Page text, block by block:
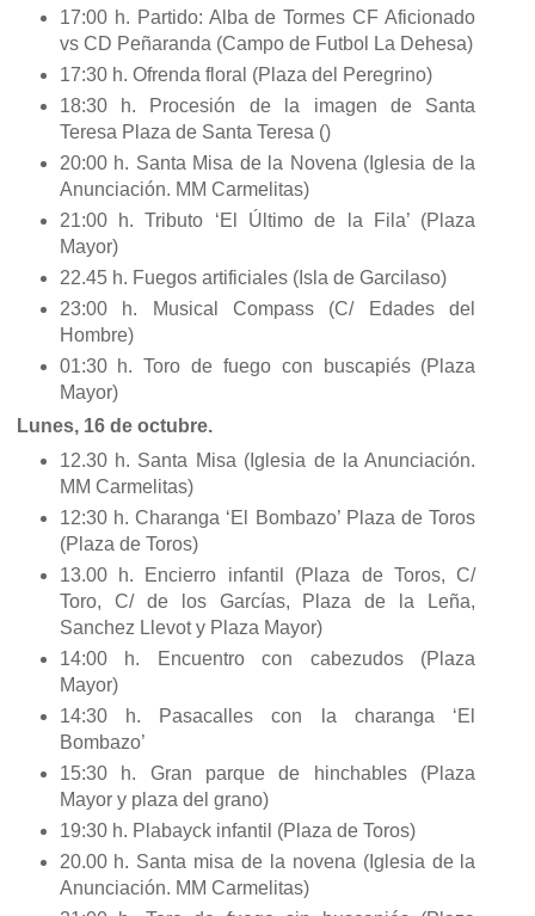
17:00 h. Partido: Alba de Tormes CF Aficionado
vs CD Peñaranda (Campo de Futbol La Dehesa)
17:30 h. Ofrenda floral (Plaza del Peregrino)
18:30 h. Procesión de la imagen de Santa
Teresa Plaza de Santa Teresa ()
20:00 h. Santa Misa de la Novena (Iglesia de la
Anunciación. MM Carmelitas)
21:00 h. Tributo ‘El Último de la Fila’ (Plaza
Mayor)
22.45 h. Fuegos artificiales (Isla de Garcilaso)
23:00 h. Musical Compass (C/ Edades del
Hombre)
01:30 h. Toro de fuego con buscapiés (Plaza
Mayor)
Lunes, 16 de octubre.
12.30 h. Santa Misa (Iglesia de la Anunciación.
MM Carmelitas)
12:30 h. Charanga ‘El Bombazo’ Plaza de Toros
(Plaza de Toros)
13.00 h. Encierro infantil (Plaza de Toros, C/
Toro, C/ de los Garcías, Plaza de la Leña,
Sanchez Llevot y Plaza Mayor)
14:00 h. Encuentro con cabezudos (Plaza
Mayor)
14:30 h. Pasacalles con la charanga ‘El
Bombazo’
15:30 h. Gran parque de hinchables (Plaza
Mayor y plaza del grano)
19:30 h. Plabayck infantil (Plaza de Toros)
20.00 h. Santa misa de la novena (Iglesia de la
Anunciación. MM Carmelitas)